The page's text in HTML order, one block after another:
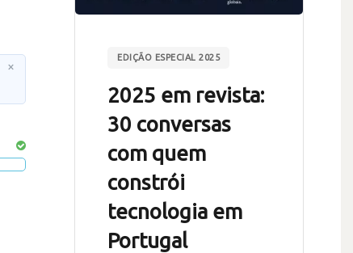
×
EDIÇÃO ESPECIAL 2025
2025 em revista:
30 conversas
com quem
constrói
tecnologia em
Portugal